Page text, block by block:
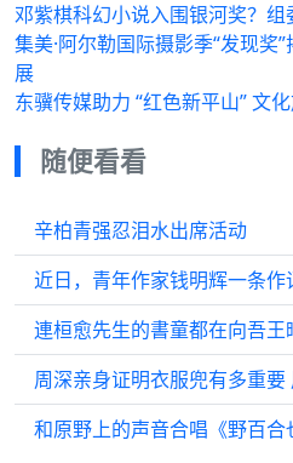
邓紫棋科幻小说入围银河奖？组
集美·阿尔勒国际摄影季“发现奖
展
东骥传媒助力 “红色新平山” 文
随便看看
辛柏青强忍泪水出席活动
和原野上的声音合唱《野百合